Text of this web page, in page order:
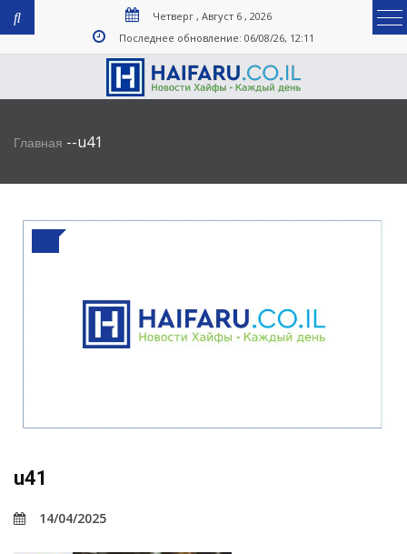
Четверг , Август 6 , 2026
Последнее обновление: 06/08/26, 12:11
Главная --u41
u41
14/04/2025